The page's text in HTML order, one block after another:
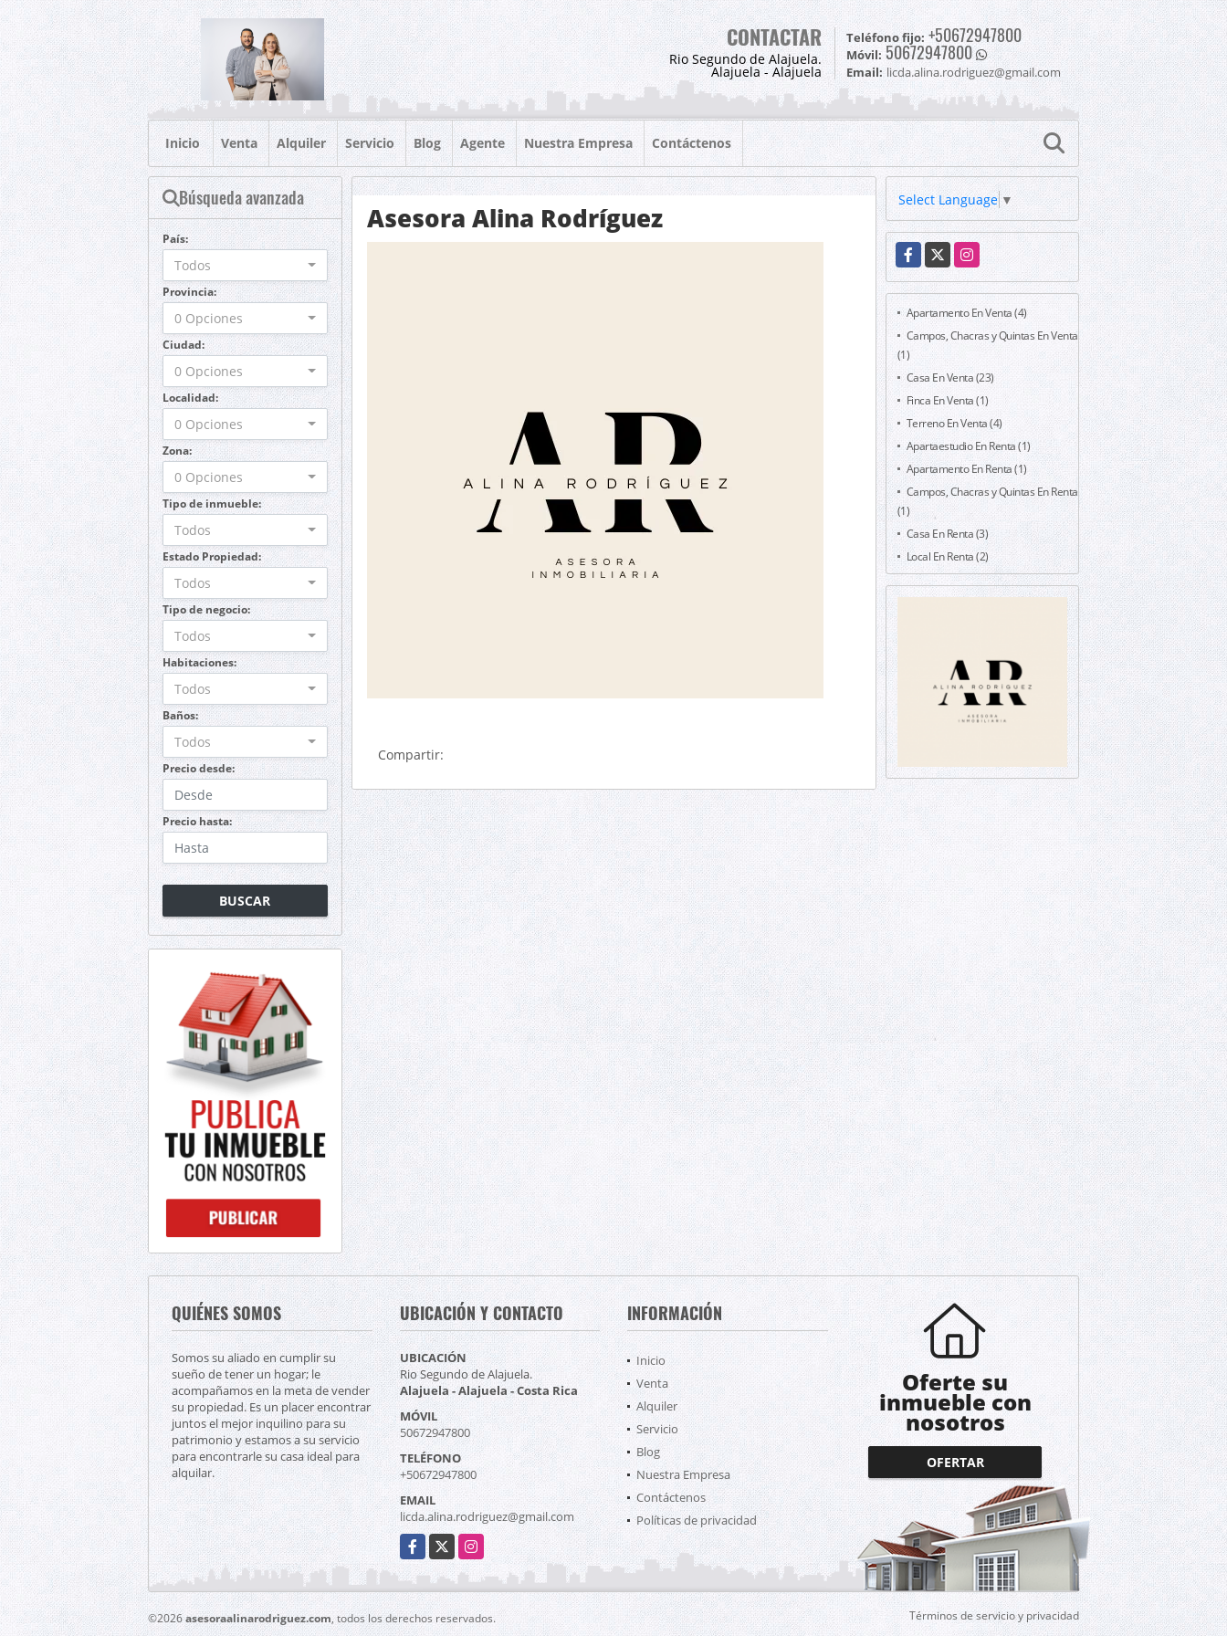
CONTACTAR
Rio Segundo de Alajuela.
Alajuela - Alajuela
Teléfono fijo: +50672947800
Móvil: 50672947800
Email: licda.alina.rodriguez@gmail.com
Inicio Venta Alquiler Servicio Blog Agente Nuestra Empresa Contáctenos
Búsqueda avanzada
País:
Todos
Provincia:
0 Opciones
Ciudad:
0 Opciones
Localidad:
0 Opciones
Zona:
0 Opciones
Tipo de inmueble:
Todos
Estado Propiedad:
Todos
Tipo de negocio:
Todos
Habitaciones:
Todos
Baños:
Todos
Precio desde:
Precio hasta:
BUSCAR
Asesora Alina Rodríguez
Compartir:
Select Language ▼
Facebook
X Instagram
Apartamento En Venta (4)
Campos, Chacras y Quintas En Venta
(1)
Casa En Venta (23)
Finca En Venta (1)
Terreno En Venta (4)
Apartaestudio En Renta (1)
Apartamento En Renta (1)
Campos, Chacras y Quintas En Renta
(1)
Casa En Renta (3)
Local En Renta (2)
QUIÉNES SOMOS
Somos su aliado en cumplir su
sueño de tener un hogar; le
acompañamos en la meta de vender
su propiedad. Es un placer encontrar
juntos el mejor inquilino para su
patrimonio y estamos a su servicio
para encontrarle su casa ideal para
alquilar.
UBICACIÓN Y CONTACTO
UBICACIÓN
Rio Segundo de Alajuela.
Alajuela - Alajuela - Costa Rica
MÓVIL
50672947800
TELÉFONO
+50672947800
EMAIL
licda.alina.rodriguez@gmail.com
Facebook
X Instagram
INFORMACIÓN
Inicio
Venta
Alquiler
Servicio
Blog
Nuestra Empresa
Contáctenos
Políticas de privacidad
Oferte su
inmueble con
nosotros
OFERTAR
©2026asesoraalinarodriguez.com, todos los derechos reservados. Términos de servicio y privacidad